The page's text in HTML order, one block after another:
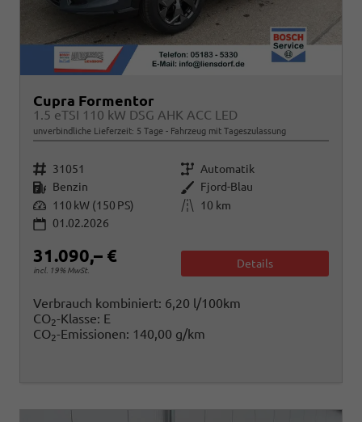
Cupra Formentor
1.5 eTSI 110 kW DSG AHK ACC LED
unverbindliche Lieferzeit: 5 Tage Fahrzeug mit Tageszulassung
Fahrzeugnr. 31051 Getriebe Automatik
Kraftstoff Benzin Außenfarbe Fjord-Blau
Leistung 110 kW (150 PS) Kilometerstand
10 km
01.02.2026
31.090,– €
incl. 19% MwSt.
Details
Verbrauch kombiniert: 6,20 l/100km
CO2-Klasse: E
CO2-Emissionen: 140,00 g/km